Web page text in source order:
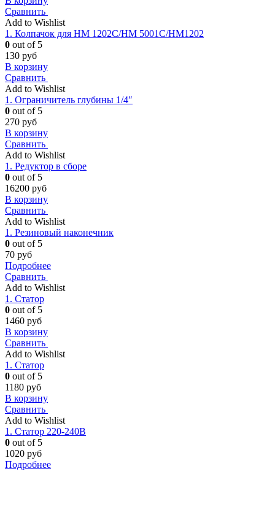
Сравнить
Add to Wishlist
1. Колпачок для HM 1202C/HM 5001C/HM1202
0 out of 5
130 руб
В корзину
Сравнить
Add to Wishlist
1. Ограничитель глубины 1/4″
0 out of 5
270 руб
В корзину
Сравнить
Add to Wishlist
1. Редуктор в сборе
0 out of 5
16200 руб
В корзину
Сравнить
Add to Wishlist
1. Резиновый наконечник
0 out of 5
70 руб
Подробнее
Сравнить
Add to Wishlist
1. Статор
0 out of 5
1460 руб
В корзину
Сравнить
Add to Wishlist
1. Статор
0 out of 5
1180 руб
В корзину
Сравнить
Add to Wishlist
1. Статор 220-240В
0 out of 5
1020 руб
Подробнее